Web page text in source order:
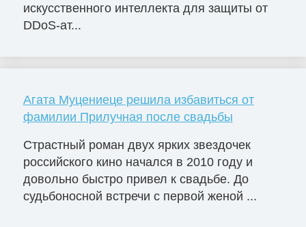
искусственного интеллекта для защиты от
DDoS-ат...
Агата Муцениеце решила избавиться от
фамилии Прилучная после свадьбы
Страстный роман двух ярких звездочек
российского кино начался в 2010 году и
довольно быстро привел к свадьбе. До
судьбоносной встречи с первой женой ...